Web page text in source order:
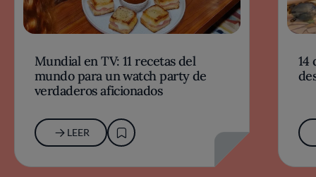
Mundial en TV: 11 recetas del
mundo para un watch party de
verdaderos aficionados
LEER
14